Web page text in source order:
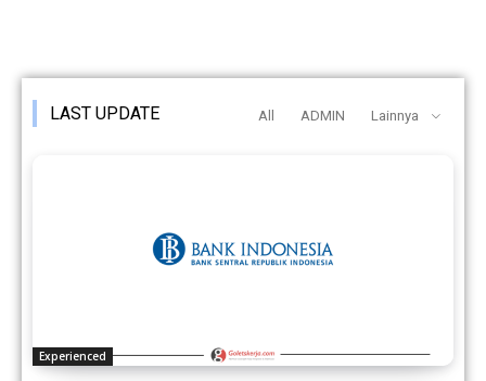
LAST UPDATE All ADMIN Lainnya
Experienced